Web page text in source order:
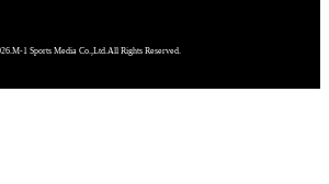
1 Sports Media Co.,Ltd.All Rights Reserved.